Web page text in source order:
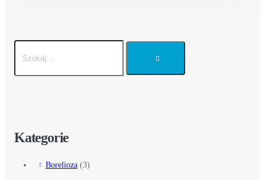
Kategorie
Borelioza (3)